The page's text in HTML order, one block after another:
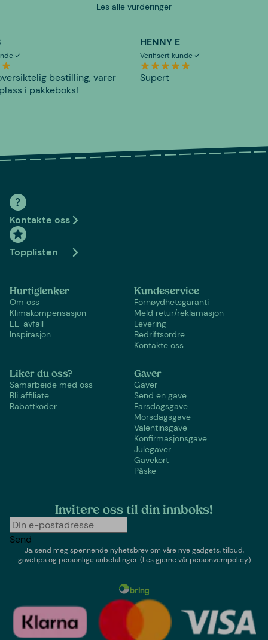
Les alle vurderinger
bestilling, varer
i pakkeboks!
HENNY E
Verifisert kunde
Supert
Kontakte oss
Topplisten
Hurtiglenker
Om oss
Klimakompensasjon
EE-avfall
Inspirasjon
Kundeservice
Fornøydhetsgaranti
Meld retur/reklamasjon
Levering
Bedriftsordre
Kontakte oss
Liker du oss?
Samarbeide med oss
Bli affiliate
Rabattkoder
Gaver
Gaver
Send en gave
Farsdagsgave
Morsdagsgave
Valentinsgave
Konfirmasjonsgave
Julegaver
Gavekort
Påske
Invitere oss til din innboks!
Send
Ja, send meg spennende nyhetsbrev om våre nye gadgets, tilbud,
gavetips og personlige anbefalinger.(Les gjerne vår personvernpolicy)